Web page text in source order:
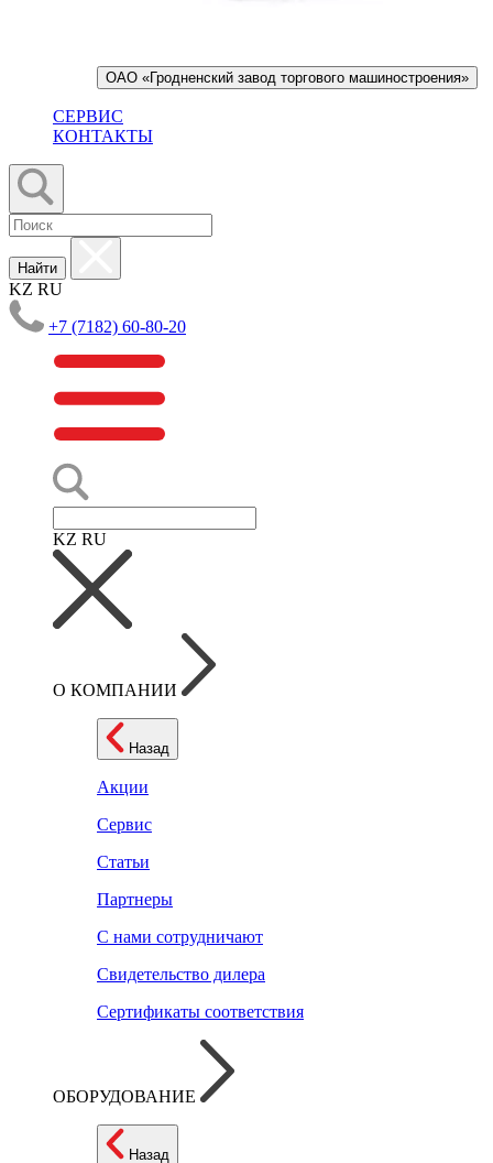
ОАО «Гродненский завод торгового машиностроения»
СЕРВИС
КОНТАКТЫ
Найти
KZ RU
+7 (7182) 60-80-20
KZ RU
О КОМПАНИИ
Назад
Акции
Сервис
Статьи
Партнеры
С нами сотрудничают
Свидетельство дилера
Сертификаты соответствия
ОБОРУДОВАНИЕ
Назад